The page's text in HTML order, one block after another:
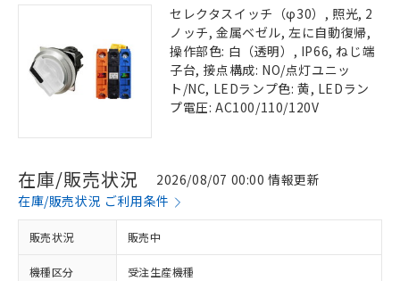
セレクタスイッチ（φ30）, 照光, 2
ノッチ, 金属ベゼル, 左に自動復帰,
操作部色: 白（透明）, IP66, ねじ端
子台, 接点構成: NO/点灯ユニッ
ト/NC, LEDランプ色: 黄, LEDラン
プ電圧: AC100/110/120V
在庫/販売状況
2026/08/07 00:00 情報更新
在庫/販売状況 ご利用条件
販売状況 販売中
機種区分 受注生産機種